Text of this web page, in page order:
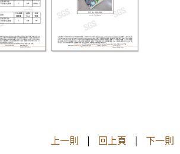
上一則 | 回上頁 | 下一則